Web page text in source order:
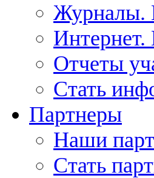
Журналы.
Отчеты
Стать
Партнеры
Наши
Стать